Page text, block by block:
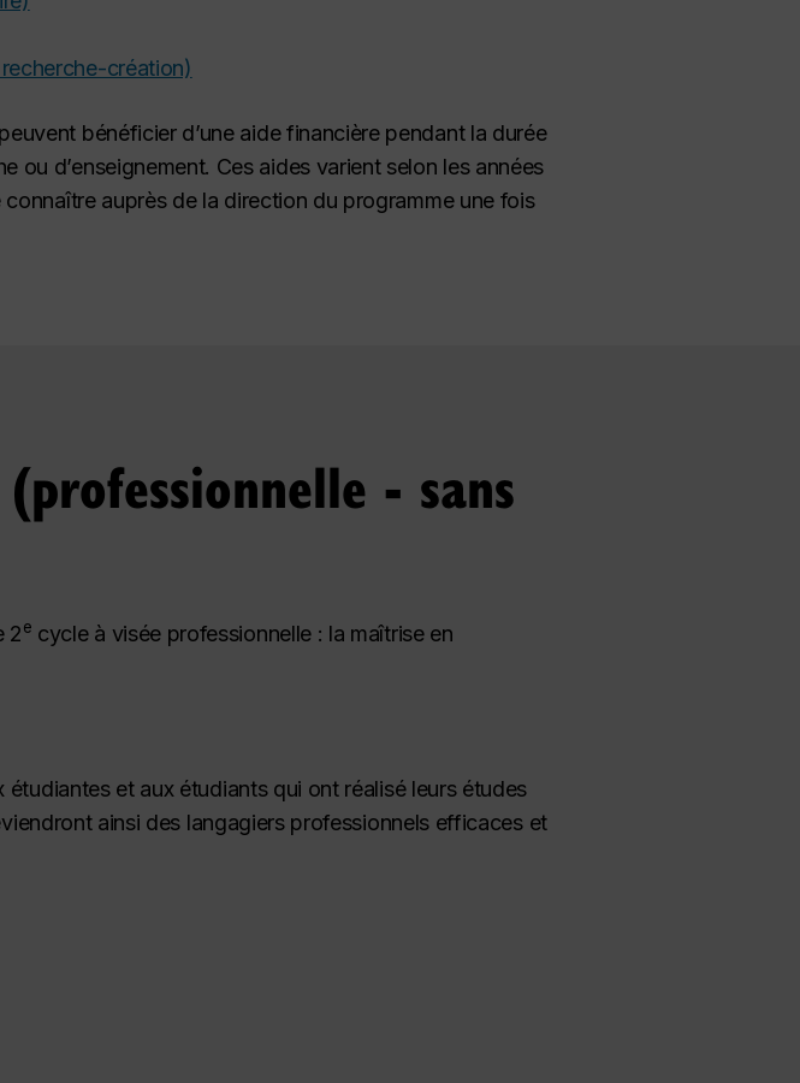
création)
bénéficier d’une aide financière pendant la durée
ou d’enseignement. Ces aides varient selon les années
auprès de la direction du programme une fois
- sans
2e cycle à visée professionnelle : la maîtrise en
et aux étudiants qui ont réalisé leurs études
ainsi des langagiers professionnels efficaces et